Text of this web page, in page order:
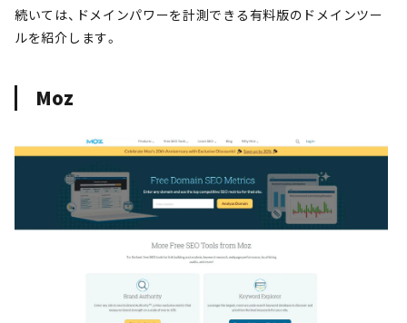
続いては、ドメインパワーを計測できる有料版のドメインツー
ルを紹介します。
Moz